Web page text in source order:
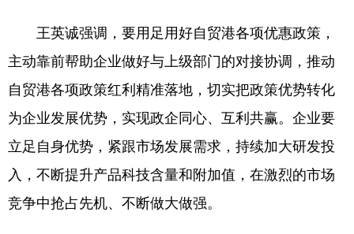
王英诚强调，要用足用好自贸港各项优惠政策，
主动靠前帮助企业做好与上级部门的对接协调，推动
自贸港各项政策红利精准落地，切实把政策优势转化
为企业发展优势，实现政企同心、互利共赢。企业要
立足自身优势，紧跟市场发展需求，持续加大研发投
入，不断提升产品科技含量和附加值，在激烈的市场
竞争中抢占先机、不断做大做强。